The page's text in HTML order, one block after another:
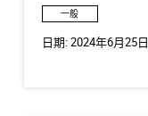
一般
日期:2024年6月25日